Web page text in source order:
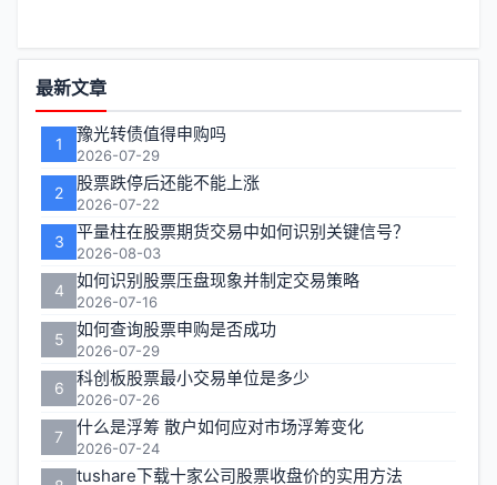
功
能
区
最新文章
1 豫光转债值得申购吗
2026-07-29
2 股票跌停后还能不能上涨
2026-07-22
3 平量柱在股票期货交易中如何识别关键信号？
2026-08-03
4 如何识别股票压盘现象并制定交易策略
2026-07-16
5 如何查询股票申购是否成功
2026-07-29
6 科创板股票最小交易单位是多少
2026-07-26
7 什么是浮筹 散户如何应对市场浮筹变化
2026-07-24
tushare下载十家公司股票收盘价的实用方法